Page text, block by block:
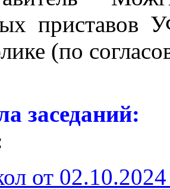
приставов
(по
заседаний:
от 02.10.2024